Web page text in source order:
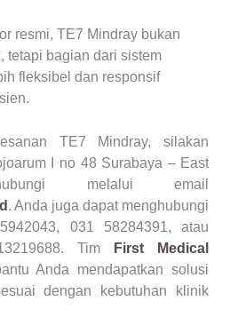
resmi, TE7 Mindray bukan
tetapi bagian dari sistem
fleksibel dan responsif
TE7 Mindray, silakan
I no 48 Surabaya – East
melalui email
. Anda juga dapat menghubungi
031 58284391, atau
Tim
First Medical
Anda mendapatkan solusi
dengan kebutuhan klinik